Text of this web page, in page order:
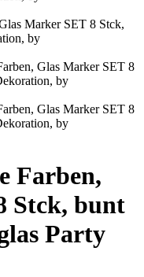
Farben,
Stck, bunt
Party